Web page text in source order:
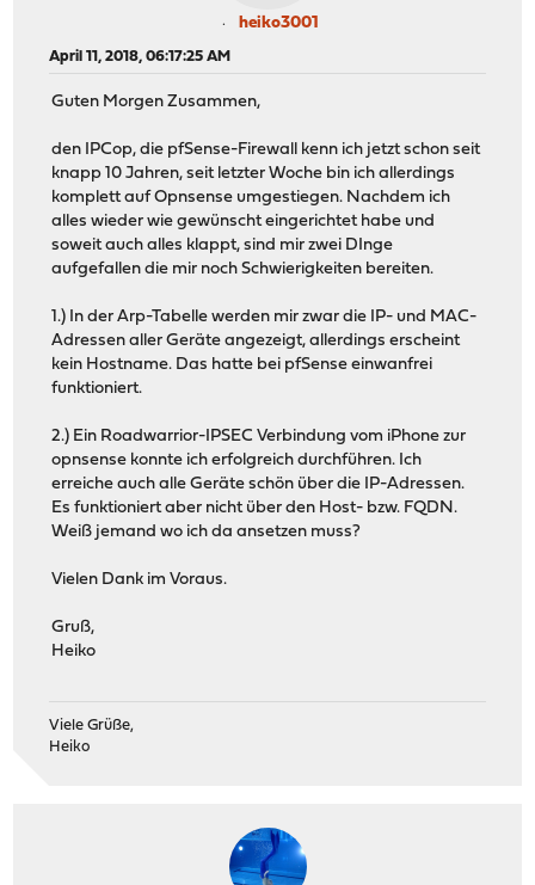
heiko3001
April 11, 2018, 06:17:25 AM
Guten Morgen Zusammen,
den IPCop, die pfSense-Firewall kenn ich jetzt schon seit
knapp 10 Jahren, seit letzter Woche bin ich allerdings
komplett auf Opnsense umgestiegen. Nachdem ich
alles wieder wie gewünscht eingerichtet habe und
soweit auch alles klappt, sind mir zwei DInge
aufgefallen die mir noch Schwierigkeiten bereiten.
1.) In der Arp-Tabelle werden mir zwar die IP- und MAC-
Adressen aller Geräte angezeigt, allerdings erscheint
kein Hostname. Das hatte bei pfSense einwanfrei
funktioniert.
2.) Ein Roadwarrior-IPSEC Verbindung vom iPhone zur
opnsense konnte ich erfolgreich durchführen. Ich
erreiche auch alle Geräte schön über die IP-Adressen.
Es funktioniert aber nicht über den Host- bzw. FQDN.
Weiß jemand wo ich da ansetzen muss?
Vielen Dank im Voraus.
Gruß,
Heiko
Viele Grüße,
Heiko